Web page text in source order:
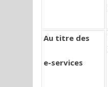
Au titre des
e-services